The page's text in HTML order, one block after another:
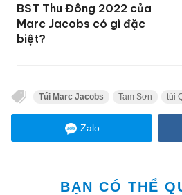
BST Thu Đông 2022 của
Marc Jacobs có gì đặc
biệt?
Túi Marc Jacobs Tam Sơn túi
Zalo
BẠN CÓ THỂ